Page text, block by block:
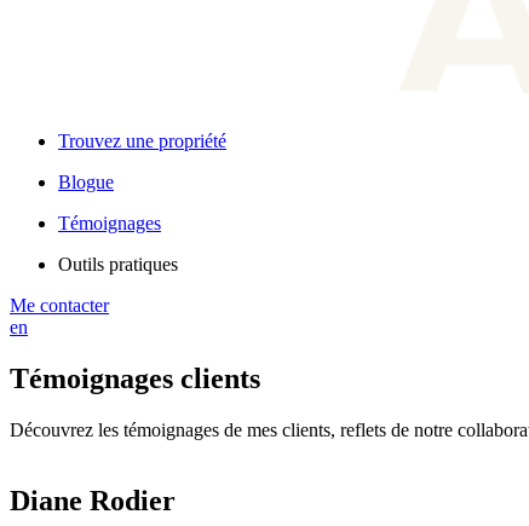
Trouvez une propriété
Blogue
Témoignages
Outils pratiques
Me contacter
en
Témoignages clients
Découvrez les témoignages de mes clients, reflets de notre
Diane Rodier